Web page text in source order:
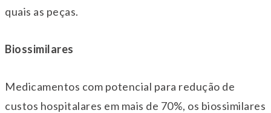
quais as peças.
Biossimilares
Medicamentos com potencial para redução de
custos hospitalares em mais de 70%, os biossimilares